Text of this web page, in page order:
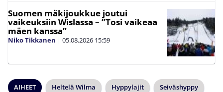
Suomen mäkijoukkue joutui
vaikeuksiin Wislassa – ”Tosi vaikeaa
mäen kanssa”
Niko Tikkanen | 05.08.2026 15:59
AIHEET Heltelä Wilma Hyppylajit Seiväshyppy